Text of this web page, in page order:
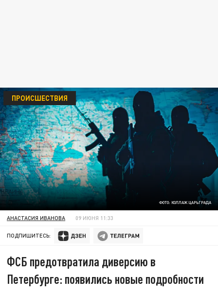
ФОТО: КОЛЛАЖ ЦАРЬГРАДА
ПРОИСШЕСТВИЯ
АНАСТАСИЯ ИВАНОВА 09 ИЮНЯ 11:33
ПОДПИШИТЕСЬ:
ФСБ предотвратила диверсию в
Петербурге: появились новые подробности